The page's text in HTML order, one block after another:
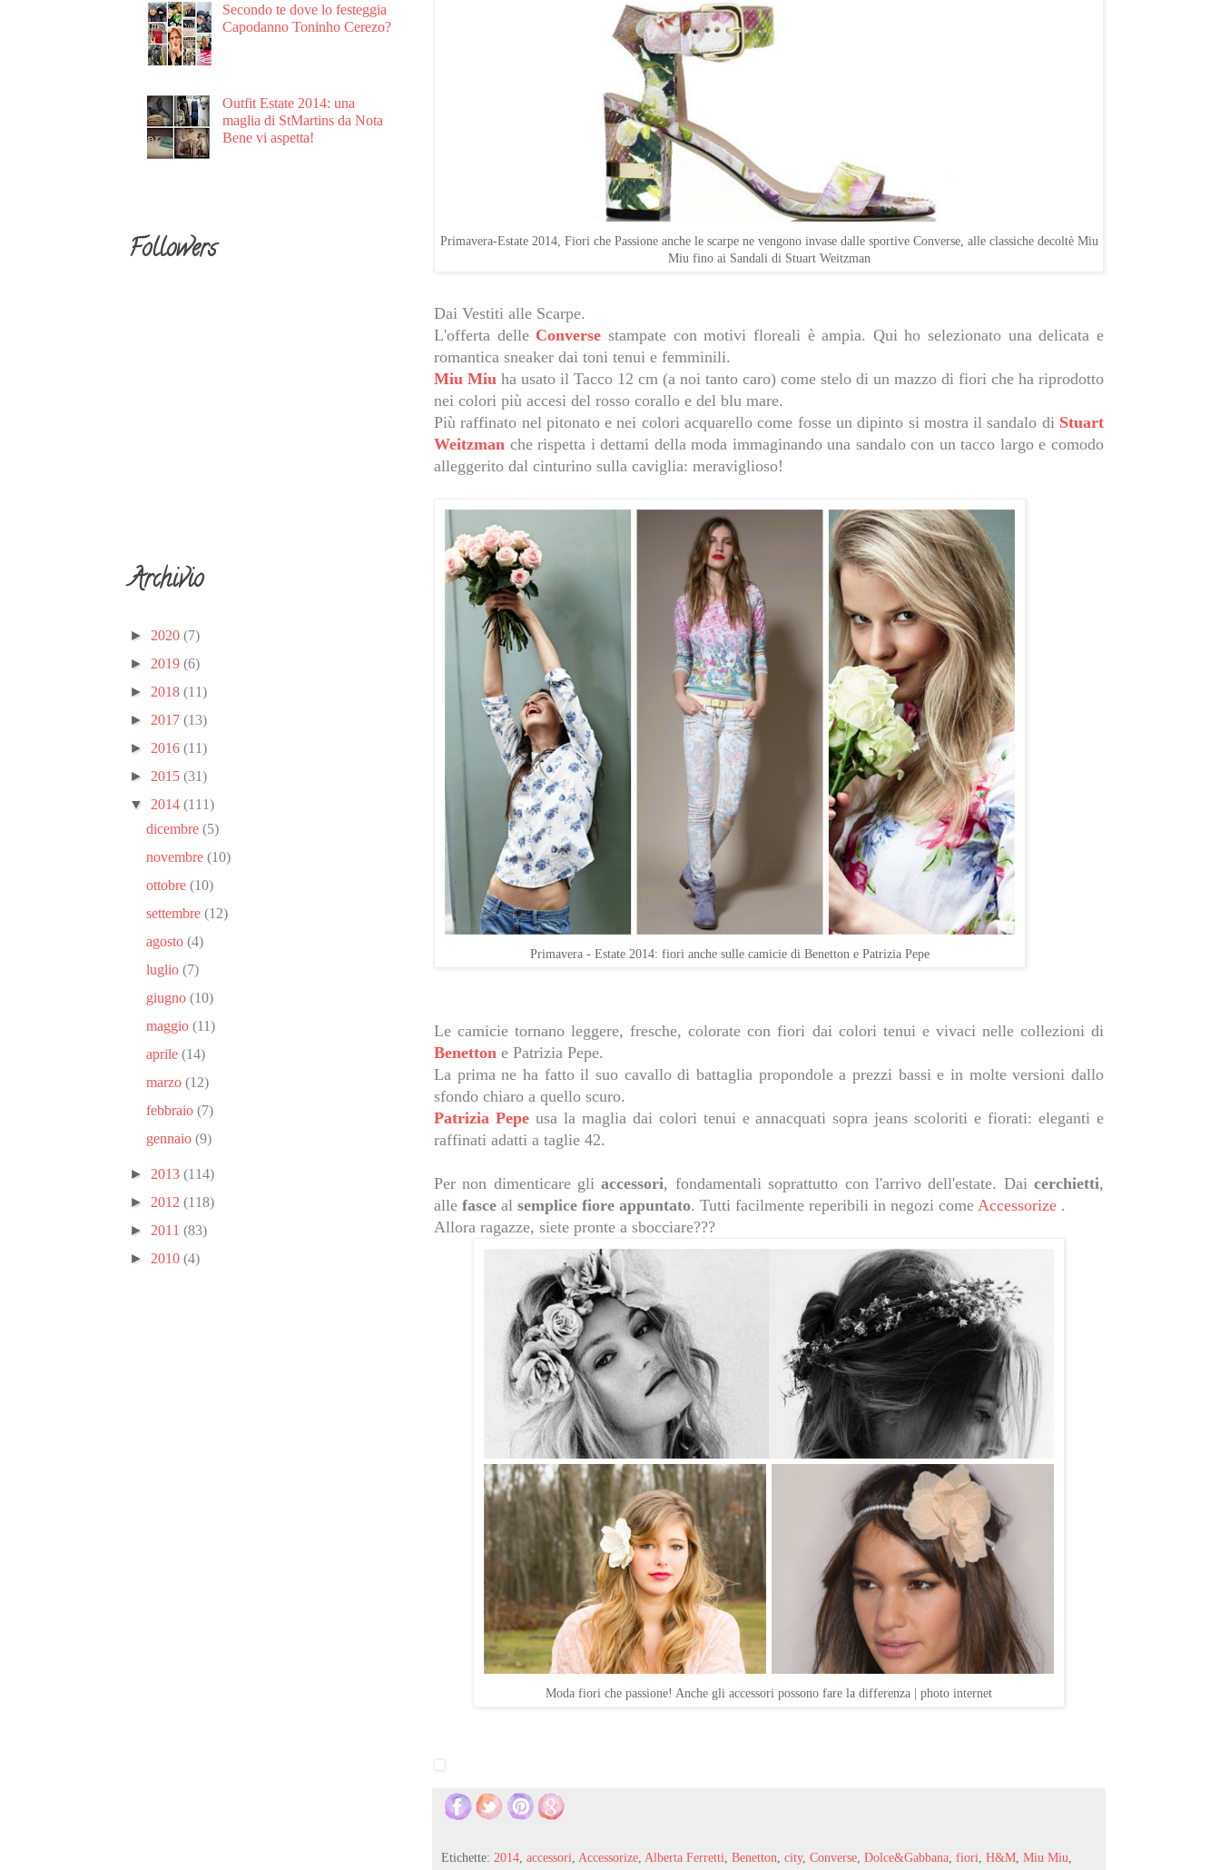
Primavera-Estate 2014, Fiori che Passione anche le scarpe ne vengono invase dalle sportive Converse, alle classiche decoltè Miu
Miu fino ai Sandali di Stuart Weitzman
Dai Vestiti alle Scarpe.
L'offerta delle Converse stampate con motivi floreali è ampia. Qui ho selezionato una delicata e
romantica sneaker dai toni tenui e femminili.
Miu Miu ha usato il Tacco 12 cm (a noi tanto caro) come stelo di un mazzo di fiori che ha riprodotto
nei colori più accesi del rosso corallo e del blu mare.
Più raffinato nel pitonato e nei colori acquarello come fosse un dipinto si mostra il sandalo di Stuart
Weitzman che rispetta i dettami della moda immaginando una sandalo con un tacco largo e comodo
alleggerito dal cinturino sulla caviglia: meraviglioso!
Primavera - Estate 2014: fiori anche sulle camicie di Benetton e Patrizia Pepe
Le camicie tornano leggere, fresche, colorate con fiori dai colori tenui e vivaci nelle collezioni di
Benetton e Patrizia Pepe.
La prima ne ha fatto il suo cavallo di battaglia propondole a prezzi bassi e in molte versioni dallo
sfondo chiaro a quello scuro.
Patrizia Pepeusa la maglia dai colori tenui e annacquati sopra jeans scoloriti e fiorati: eleganti e
raffinati adatti a taglie 42.
Per non dimenticare gliaccessori, fondamentali soprattutto con l'arrivo dell'estate. Daicerchietti,
alle fasce al semplice fiore appuntato. Tutti facilmente reperibili in negozi come Accessorize .
Allora ragazze, siete pronte a sbocciare???
Moda fiori che passione! Anche gli accessori possono fare la differenza | photo internet
Etichette: 2014 accessori Accessorize Alberta Ferretti Benetton city, Converse Dolce&Gabbana fiori H&M Miu Miu
Secondo te dove lo festeggia
Capodanno Toninho Cerezo?
Outfit Estate 2014: una
maglia di StMartins da Nota
Bene vi aspetta!
Followers
Archivio
► 2020 (7)
► 2019 (6)
► 2018 (11)
► 2017 (13)
► 2016 (11)
► 2015 (31)
▼ 2014 (111)
dicembre(5)
novembre(10)
ottobre(10)
settembre(12)
agosto(4)
luglio(7)
giugno(10)
maggio(11)
aprile(14)
marzo(12)
febbraio(7)
gennaio(9)
► 2013 (114)
► 2012 (118)
► 2011 (83)
► 2010 (4)